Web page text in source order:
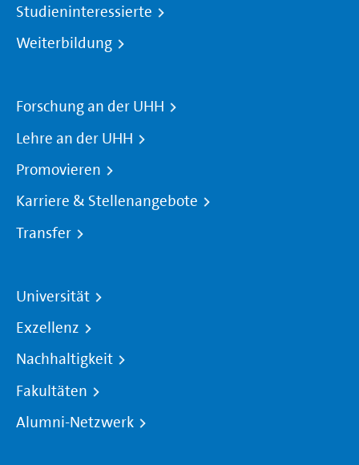
Studieninteressierte
Weiterbildung
Forschung an der UHH
Lehre an der UHH
Promovieren
Karriere & Stellenangebote
Transfer
Universität
Exzellenz
Nachhaltigkeit
Fakultäten
Alumni-Netzwerk